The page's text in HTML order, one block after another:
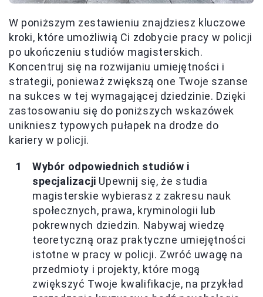
W poniższym zestawieniu znajdziesz kluczowe
kroki, które umożliwią Ci zdobycie pracy w policji
po ukończeniu studiów magisterskich.
Koncentruj się na rozwijaniu umiejętności i
strategii, ponieważ zwiększą one Twoje szanse
na sukces w tej wymagającej dziedzinie. Dzięki
zastosowaniu się do poniższych wskazówek
unikniesz typowych pułapek na drodze do
kariery w policji.
Wybór odpowiednich studiów i
specjalizacji Upewnij się, że studia
magisterskie wybierasz z zakresu nauk
społecznych, prawa, kryminologii lub
pokrewnych dziedzin. Nabywaj wiedzę
teoretyczną oraz praktyczne umiejętności
istotne w pracy w policji. Zwróć uwagę na
przedmioty i projekty, które mogą
zwiększyć Twoje kwalifikacje, na przykład